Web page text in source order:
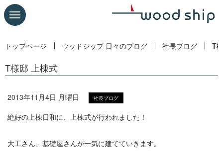
トップページ ウッドシップ 日々のブログ 社長ブログ T
T様邸 上棟式
2013年11月4日 月曜日 社長ブログ
絶好の上棟日和に、上棟式が行われました！
大工さん、基礎屋さんが一気に建てていきます。